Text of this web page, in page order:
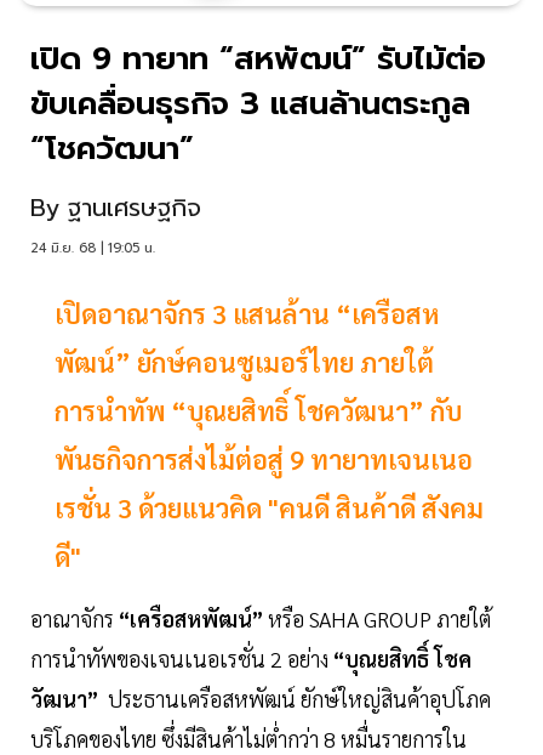
เปิด 9 ทายาท “สหพัฒน์” รับไม้ต่อ
ขับเคลื่อนธุรกิจ 3 แสนล้านตระกูล
“โชควัฒนา”
By ฐานเศรษฐกิจ
24 มิ.ย. 68 | 19:05 น.
เปิดอาณาจักร 3 แสนล้าน “เครือสห
พัฒน์” ยักษ์คอนซูเมอร์ไทย ภายใต้
การนำทัพ “บุณยสิทธิ์ โชควัฒนา” กับ
พันธกิจการส่งไม้ต่อสู่ 9 ทายาทเจนเนอ
เรชั่น 3 ด้วยแนวคิด "คนดี สินค้าดี สังคม
ดี"
อาณาจักร “เครือสหพัฒน์” หรือ SAHA GROUP ภายใต้
การนำทัพของเจนเนอเรชั่น 2 อย่าง “บุณยสิทธิ์ โชค
วัฒนา” ประธานเครือสหพัฒน์ ยักษ์ใหญ่สินค้าอุปโภค
บริโภคของไทย ซึ่งมีสินค้าไม่ต่ำกว่า 8 หมื่นรายการใน